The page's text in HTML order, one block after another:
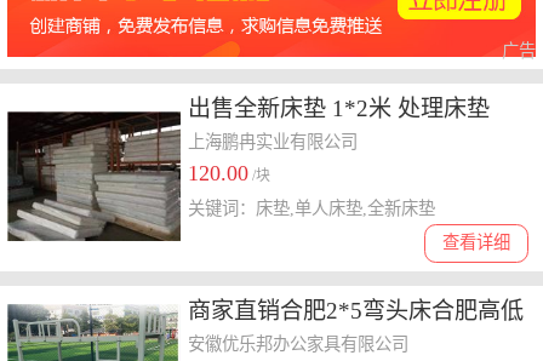
广告
出售全新床垫 1*2米 处理床垫
上海鹏冉实业有限公司
120.00 /块
查看详细
关键词：床垫,单人床垫,全新床垫
商家直销合肥2*5弯头床合肥高低
铺合肥钢架上下铺批发销售
安徽优乐邦办公家具有限公司